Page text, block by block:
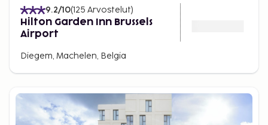
9.2/10(125 Arvostelut)
Hilton Garden Inn Brussels
Airport
Diegem, Machelen, Belgia